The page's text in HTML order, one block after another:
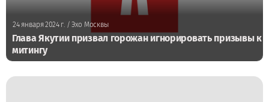
24 января 2024 г./ Эхо Москвы
Глава Якутии призвал горожан игнорировать призывы к
митингу